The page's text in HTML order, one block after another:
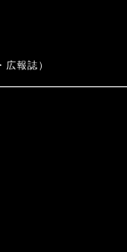
広報誌）